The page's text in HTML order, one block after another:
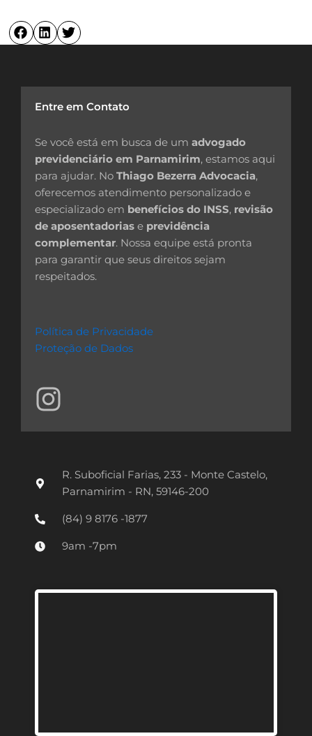
Entre em Contato
Se você está em busca de um advogado
previdenciário em Parnamirim, estamos aqui
para ajudar. No Thiago Bezerra Advocacia,
oferecemos atendimento personalizado e
especializado em benefícios do INSS, revisão
de aposentadorias e previdência
complementar. Nossa equipe está pronta
para garantir que seus direitos sejam
respeitados.
Política de Privacidade
Proteção de Dados
I
n
s
g
R. Suboficial Farias, 233 - Monte Castelo,
Parnamirim - RN, 59146-200
(84) 9 8176 -1877
9am -7pm